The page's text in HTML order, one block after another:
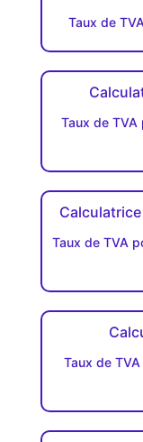
Taux de
Taux de TVA
Taux de TVA
Taux de